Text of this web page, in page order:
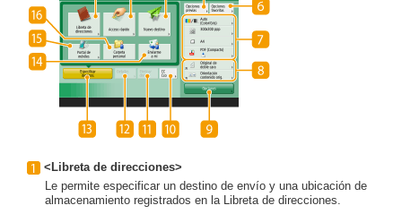
<Libreta de direcciones>
Le permite especificar un destino de envío y una ubicación de
almacenamiento registrados en la Libreta de direcciones.